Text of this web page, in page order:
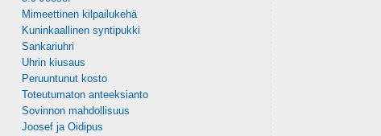
Mimeettinen kilpailukehä
Kuninkaallinen syntipukki
Sankariuhri
Uhrin kiusaus
Peruuntunut kosto
Toteutumaton anteeksianto
Sovinnon mahdollisuus
Joosef ja Oidipus